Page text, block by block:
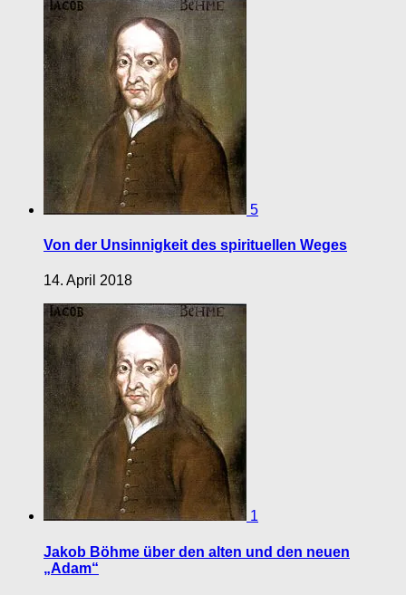
5
Von der Unsinnigkeit des spirituellen Weges
14. April 2018
1
Jakob Böhme über den alten und den neuen
„Adam“